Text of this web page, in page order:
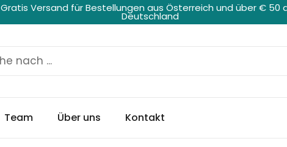
Gratis Versand für Bestellungen aus Österreich und über € 50
Deutschland
Team Über uns Kontakt